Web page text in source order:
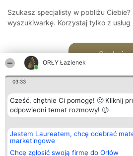
ORŁY Łazienek
03:33
Cześć, chętnie Ci pomogę! 🙂 Kliknij
odpowiedni temat rozmowy! 🙂
Jestem Laureatem, chcę odebrać
marketingowe
Chcę zgłosić swoją firmę do Orłów
Szukasz specjalisty w pobliżu
wyszukiwarkę. Korzystaj tylko z usług
Szukaj
Organizator plebiscytu
Bright Side Solutions sp. z o.
o. sp. k.
ul. Ruska 22
Plebiscyt
Laureaci
wszystkich